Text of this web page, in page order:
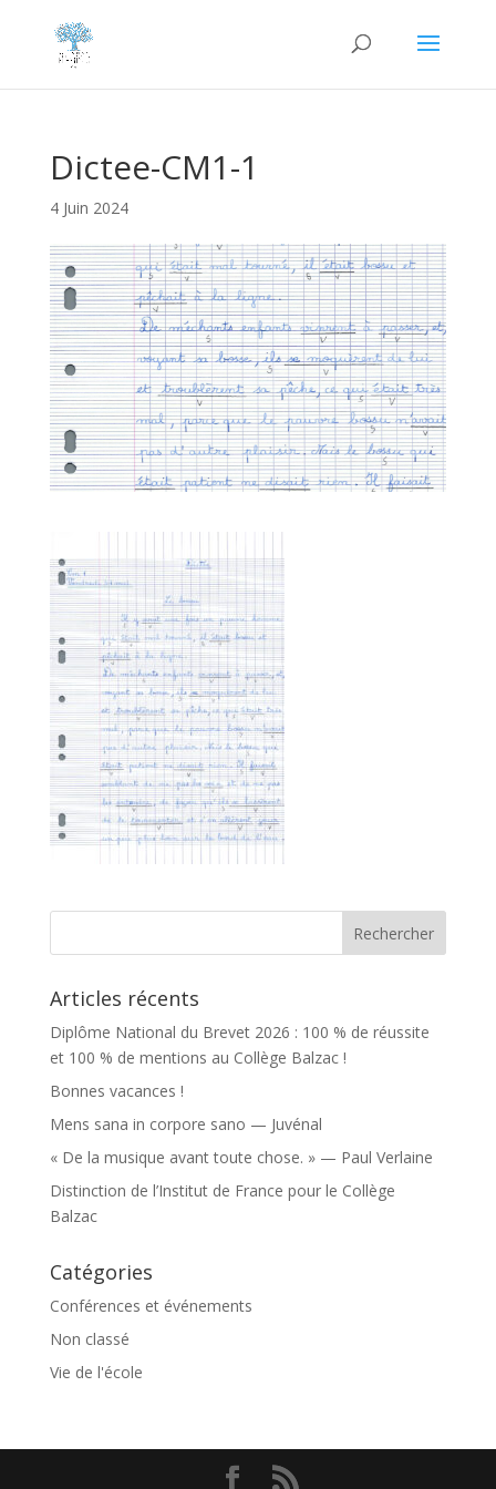
Dictee-CM1-1
4 Juin 2024
Articles récents
Diplôme National du Brevet 2026 : 100 % de réussite
et 100 % de mentions au Collège Balzac !
Bonnes vacances !
Mens sana in corpore sano — Juvénal
« De la musique avant toute chose. » — Paul Verlaine
Distinction de l’Institut de France pour le Collège
Balzac
Catégories
Conférences et événements
Non classé
Vie de l'école